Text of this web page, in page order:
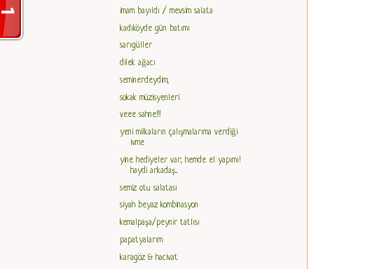
imam bayıldı / mevsim salata
kadıköyde gün batımı
sarıgüller
dilek ağacı
seminerdeydim;
sokak müzisyenleri
veee sahne!!!
yeni milkaların çalışmalarıma verdiği
ivme
yine hediyeler var; hemde el yapımı!
haydi arkadaş...
semiz otu salatası
siyah beyaz kombinasyon
kemalpaşa/peynir tatlısı
papatyalarım
karagöz & hacivat